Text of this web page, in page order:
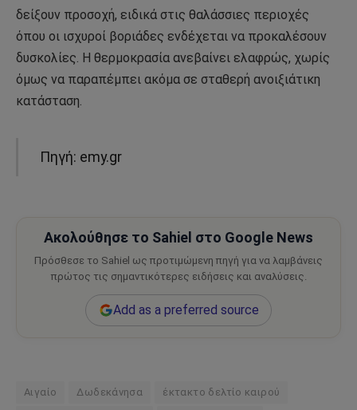
δείξουν προσοχή, ειδικά στις θαλάσσιες περιοχές
όπου οι ισχυροί βοριάδες ενδέχεται να προκαλέσουν
δυσκολίες. Η θερμοκρασία ανεβαίνει ελαφρώς, χωρίς
όμως να παραπέμπει ακόμα σε σταθερή ανοιξιάτικη
κατάσταση.
Πηγή: emy.gr
Ακολούθησε το Sahiel στο Google News
Πρόσθεσε το Sahiel ως προτιμώμενη πηγή για να λαμβάνεις
πρώτος τις σημαντικότερες ειδήσεις και αναλύσεις.
Add as a preferred source
Αιγαίο Δωδεκάνησα έκτακτο δελτίο καιρού